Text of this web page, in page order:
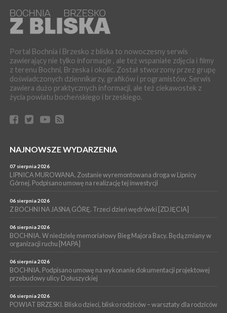
WYDARZENIA
05 sierpnia 2026
GMINA DRWINIA. 45 dzieci będzie się uczyć pływać. Zajęcia
WYDARZENIA
05 sierpnia 2026
BRZESKO. RPWiK apeluje o racjonalne gospodarowanie wodą
WYDARZENIA
BRZESKO. Dożynki zaplanowano na 15 sierpnia
MASZKIENICE. Pies pogryzł 3-letnią dziewczynkę. Śmigłowiec
PIELGRZYMKA 2026
04 sierpnia 2026
[ZDJĘCIA]
Portal Bochnia i Brzesko z bliska to nowoczesny serwis
zawierający nie tylko informacje , ale też wspaniałe zdjęcia i filmy
z terenu Bochni, Brzeska i okolic. Został stworzony przez grupę
doświadczonych dziennikarzy, grafików i programistów. Serwis
zawiera dużo praktycznych informacji, ale też ciekawostek z
życia powiatu bocheńskiego i brzeskiego.
NAJNOWSZE WYDARZENIA
07 sierpnia 2026
LIPNICA MUROWANA. Zostanie wyremontowana droga w Lipnicy
Górnej. Podpisano umowę na realizację tej inwestycji
06 sierpnia 2026
Z BOCHNI NA JASNĄ GÓRĘ. Trzeci dzień wędrówki [ZDJĘCIA]
06 sierpnia 2026
BOCHNIA. W niedzielę memoriałowy Bieg Majora Bacy. Będą zmiany w
organizacji ruchu [MAPA]
06 sierpnia 2026
BOCHNIA. Podpisano umowę na wykonanie dokumentacji projektowej
przebudowy ulicy Dołuszyckiej
06 sierpnia 2026
POWIAT BRZESKI. Blisko dzieci, blisko rodziców – warsztaty dla rodziców